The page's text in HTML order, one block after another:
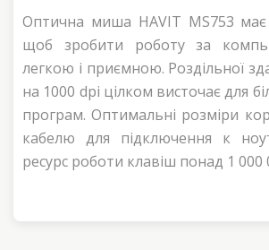
Оптична миша HAVIT MS753 має
щоб зробити роботу за
легкою і приємною. Роздільної
на 1000 dpi цілком висточає для
програм. Оптимальні розміри
кабелю для підключення к
ресурс роботи клавіш понад 1 000